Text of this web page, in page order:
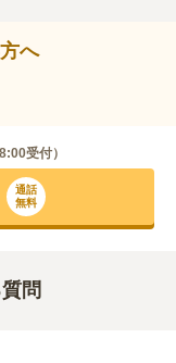
へ
受付）
通話
無料
問